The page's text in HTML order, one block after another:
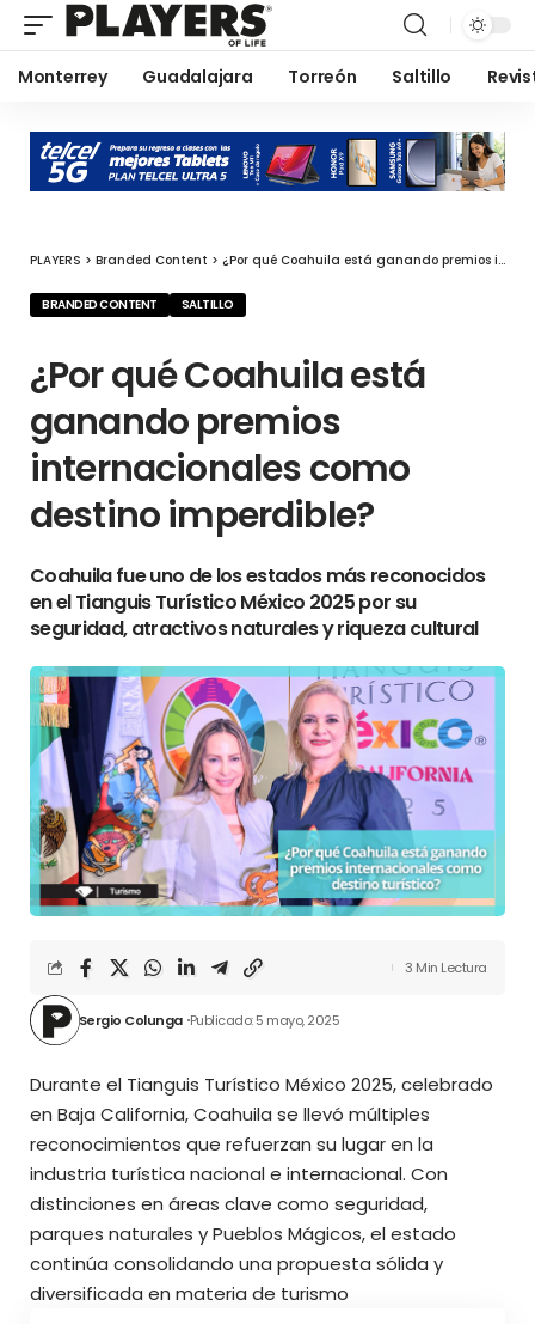
Monterrey Guadalajara Torreón Saltillo
PLAYERS > Branded Content > ¿Por qué Coahuila está ganando premios internacionales como destino imperdible?
BRANDED CONTENT SALTILLO
¿Por qué Coahuila está
ganando premios
internacionales como
destino imperdible?
Coahuila fue uno de los estados más reconocidos
en el Tianguis Turístico México 2025 por su
seguridad, atractivos naturales y riqueza cultural
Sergio Colunga Publicado: 5 mayo, 2025
3 Min Lectura
Durante el Tianguis Turístico México 2025, celebrado
en Baja California, Coahuila se llevó múltiples
reconocimientos que refuerzan su lugar en la
industria turística nacional e internacional. Con
distinciones en áreas clave como seguridad,
parques naturales y Pueblos Mágicos, el estado
continúa consolidando una propuesta sólida y
diversificada en materia de turismo